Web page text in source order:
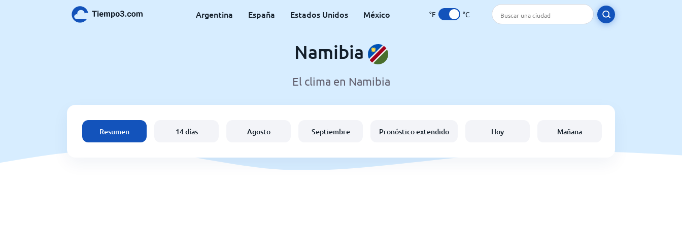
Argentina España Estados Unidos México °F °C
Namibia
El clima en Namibia
Resumen 14 días Agosto Septiembre Pronóstico extendido Hoy Mañana